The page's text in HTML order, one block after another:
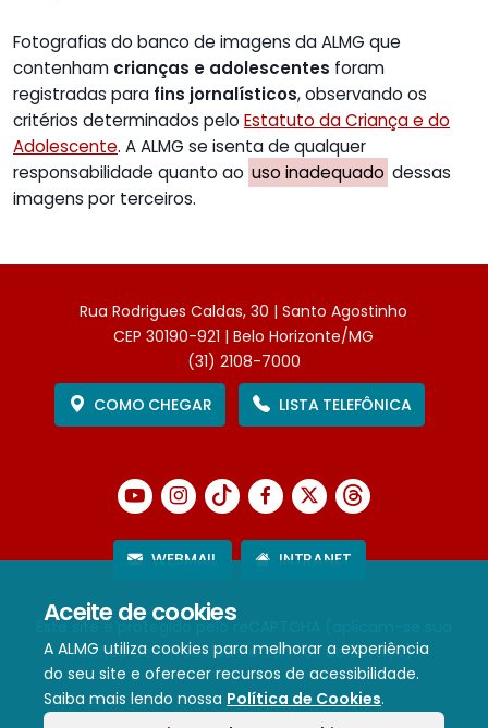
Aceite de cookies
A ALMG utiliza cookies para melhorar a experiência
do seu site e oferecer recursos de acessibilidade.
Saiba mais lendo nossa Política de Cookies.
Fotografias do banco de imagens da ALMG que
contenham crianças e adolescentes foram
registradas para fins jornalísticos, observando os
critérios determinados pelo Estatuto da Criança e do
Adolescente. A ALMG se isenta de qualquer
responsabilidade quanto ao uso inadequado dessas
imagens por terceiros.
Rua Rodrigues Caldas, 30 | Santo Agostinho
CEP 30190-921 | Belo Horizonte/MG
(31) 2108-7000
COMO CHEGAR
LISTA TELEFÔNICA
WEBMAIL INTRANET
Este site é protegido pelo reCAPTCHA (aplicam-se sua
Política de PrivacidadeeTermos de Serviço).
Termos de Uso e Política de Privacidade